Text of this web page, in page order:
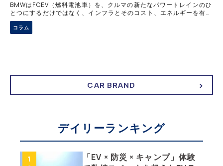
BMWはFCEV（燃料電池車）を、クルマの新たなパワートレインのひ
とつにするだけではなく、インフラとそのコスト、エネルギーを有効
活用する手段としても考えていた。 FCEVは究極のエコカーと主張
FCEVは、水素と空気中の
コラム
CAR BRAND
デイリーランキング
「EV × 防災 × キャンプ」体験